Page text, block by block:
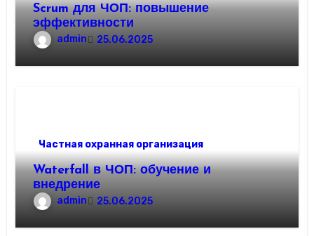
Scrum для ЧОП: повышение
эффективности
admin 25.06.2025
Частная охранная организация
Waterfall в ЧОП: обучение и
внедрение
admin 25.06.2025